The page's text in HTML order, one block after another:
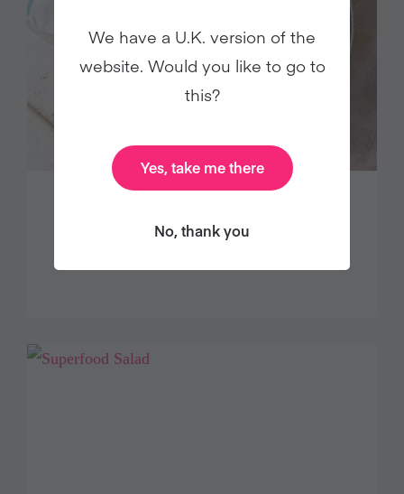
KAPERN UND GETROCKNETEN
We have a U.K. version of the
website. Would you like to go to
this?
Yes, take me there
No, thank you